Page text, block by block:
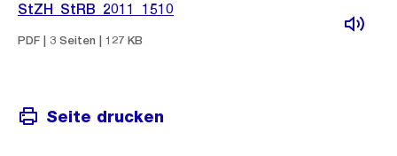
StZH_StRB_2011_1510
PDF | 3 Seiten | 127 KB
Seite drucken